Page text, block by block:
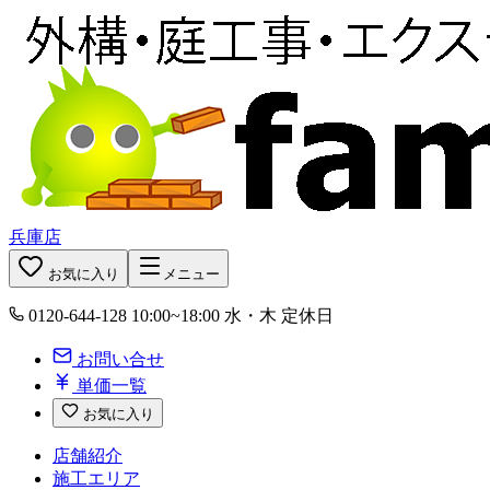
兵庫店
お気に入り メニュー
0120-644-128 10:00~18:00 水・木 定休日
お問い合せ
単価一覧
お気に入り
店舗紹介
施工エリア